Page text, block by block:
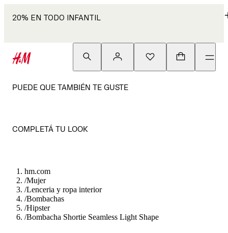
20% EN TODO INFANTIL
PUEDE QUE TAMBIÉN TE GUSTE
COMPLETÁ TU LOOK
hm.com
/Mujer
/Lenceria y ropa interior
/Bombachas
/Hipster
/Bombacha Shortie Seamless Light Shape